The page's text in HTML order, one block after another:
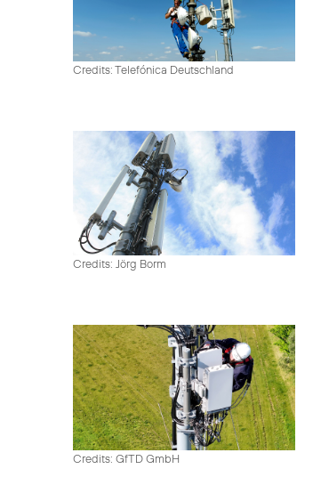
Credits: Telefónica Deutschland
Credits: Jörg Borm
Credits: GfTD GmbH